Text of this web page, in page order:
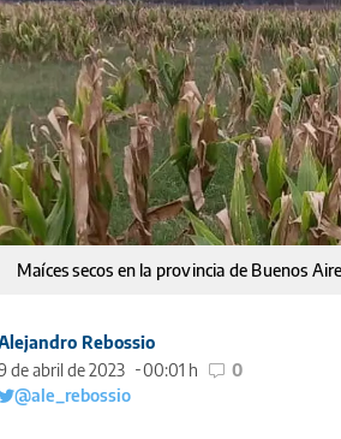
Maíces secos en la provincia de Buenos
Rebossio
de abril de 2023
00:01 h
0
@ale_rebossio